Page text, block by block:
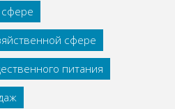
сфере
питания